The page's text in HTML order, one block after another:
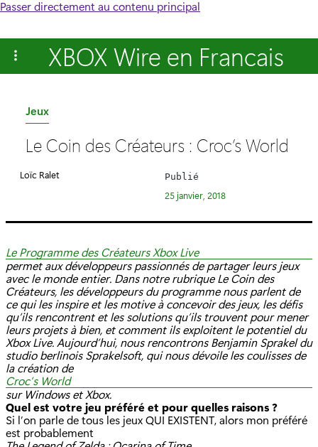
Passer directement au contenu principal
XBOX Wire en Francais
C
t
é
r
e
:
Jeux
Le Coin des Créateurs : Croc’s World
Loïc Ralet Publié
25 janvier, 2018
Le Programme des Créateurs Xbox Live
permet aux développeurs passionnés de partager leurs jeux
avec le monde entier. Dans notre rubrique Le Coin des
Créateurs, les développeurs du programme nous parlent de
ce qui les inspire et les motive à concevoir des jeux, les défis
qu’ils rencontrent et les solutions qu’ils trouvent pour mener
leurs projets à bien, et comment ils exploitent le potentiel du
Xbox Live. Aujourd’hui, nous rencontrons Benjamin Sprakel du
studio berlinois Sprakelsoft, qui nous dévoile les coulisses de
la création de
Croc’s World
sur Windows et Xbox.
Quel est votre jeu préféré et pour quelles raisons ?
Si l’on parle de tous les jeux QUI EXISTENT, alors mon préféré
est probablement